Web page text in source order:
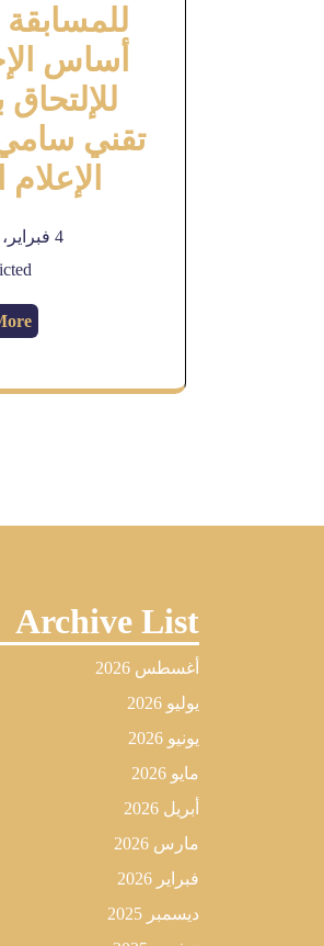
أساس
للإلتحاق
تقني
الإعلام
4 فبراير، 2026
Archive List
أغسطس 2026
يوليو 2026
يونيو 2026
مايو 2026
أبريل 2026
مارس 2026
فبراير 2026
ديسمبر 2025